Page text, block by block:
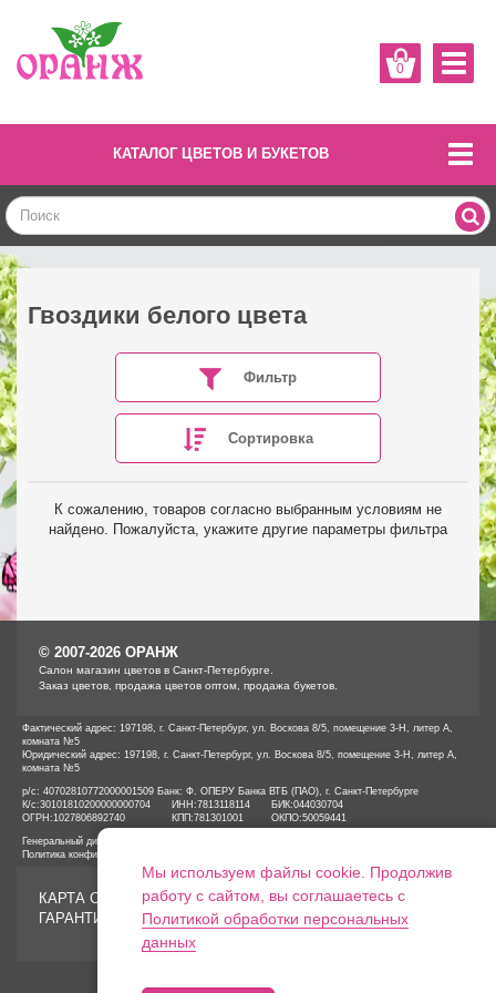
0
КАТАЛОГ ЦВЕТОВ И БУКЕТОВ
Гвоздики белого цвета
Фильтр
Сортировка
К сожалению, товаров согласно выбранным условиям не
найдено. Пожалуйста, укажите другие параметры фильтра
© 2007-2026 ОРАНЖ
Cалон магазин цветов в Санкт-Петербурге.
Заказ цветов, продажа цветов оптом, продажа букетов.
Фактический адрес: 197198, г. Санкт-Петербург, ул. Воскова 8/5, помещение 3-Н, литер А,
комната №5
Юридический адрес: 197198, г. Санкт-Петербург, ул. Воскова 8/5, помещение 3-Н, литер А,
комната №5
р/с: 40702810772000001509 Банк: Ф. ОПЕРУ Банка ВТБ (ПАО), г. Санкт-Петербурге
К/с:30101810200000000704 ИНН:7813118114 БИК:044030704
ОГРН: 1027806892740 КПП:781301001 ОКПО:50059441
Генеральный директор ООО «ОРАНЖ» Иванов А.Е.
Политика конфиденциальности
КАРТА САЙТА
ГАРАНТИИ
Мы используем файлы cookie. Продолжив
работу с сайтом, вы соглашаетесь с
Политикой обработки персональных
данных